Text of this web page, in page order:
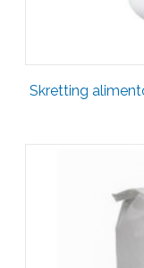
Skretting